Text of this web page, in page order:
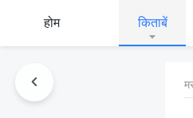
होम किताबें